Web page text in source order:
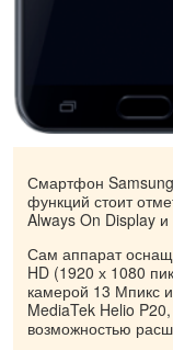
Смартфон
функций стоит
Always On Display
Сам аппарат
HD (1920 х 1080
камерой 13 Мпикс
MediaTek Helio
возможностью